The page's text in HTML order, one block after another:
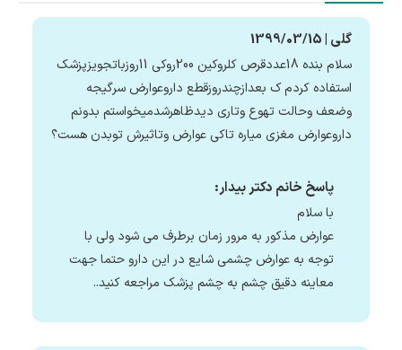
گلی | 1399/03/15
سلام بنده 18عددقرص کلروکین 200روکی 11روزباتجویزپزشک
استفاده کردم ک بعدازچندروزقطع داروعوارض سرگیجه
وضعف وحالت تهوع وتاری دیدظاهرشدمیخواستم بدونم
داروعوارض مغزی میاره تاکی عوارض وتاثیرش توبدن هست؟
پاسخ خانم دکتر بیدار:
با سلام
عوارض مذکور به مرور زمان برطرف می شود ولی با
توجه به عوارض چشمی شایع در این دارو حتما جهت
معاینه دقیق چشم به چشم پزشک مراجعه کنید..